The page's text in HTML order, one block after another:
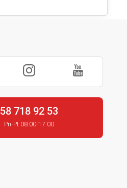
58 718 92 53
Pn-Pt 08:00-17:00